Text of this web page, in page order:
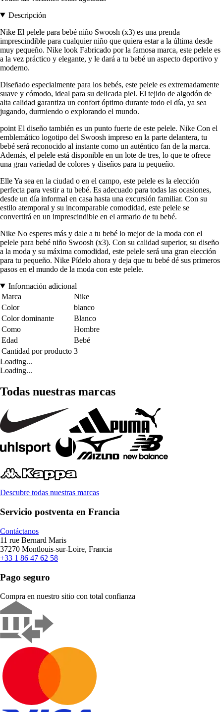
Descripción
Nike El pelele para bebé niño Swoosh (x3) es una prenda
imprescindible para cualquier niño que quiera estar a la última desde
muy pequeño. Nike look Fabricado por la famosa marca, este pelele es
a la vez práctico y elegante, y le dará a tu bebé un aspecto deportivo y
moderno.
Diseñado especialmente para los bebés, este pelele es extremadamente
suave y cómodo, ideal para su delicada piel. El tejido de algodón de
alta calidad garantiza un confort óptimo durante todo el día, ya sea
jugando, durmiendo o explorando el mundo.
point El diseño también es un punto fuerte de este pelele. Nike Con el
emblemático logotipo del Swoosh impreso en la parte delantera, tu
bebé será reconocido al instante como un auténtico fan de la marca.
Además, el pelele está disponible en un lote de tres, lo que te ofrece
una gran variedad de colores y diseños para tu pequeño.
Elle Ya sea en la ciudad o en el campo, este pelele es la elección
perfecta para vestir a tu bebé. Es adecuado para todas las ocasiones,
desde un día informal en casa hasta una excursión familiar. Con su
estilo atemporal y su incomparable comodidad, este pelele se
convertirá en un imprescindible en el armario de tu bebé.
Nike No esperes más y dale a tu bebé lo mejor de la moda con el
pelele para bebé niño Swoosh (x3). Con su calidad superior, su diseño
a la moda y su máxima comodidad, este pelele será una gran elección
para tu pequeño. Nike Pídelo ahora y deja que tu bebé dé sus primeros
pasos en el mundo de la moda con este pelele.
Información adicional
Marca
Nike
Color
blanco
Color dominante
Blanco
Como
Hombre
Edad
Bebé
Cantidad por producto 3
Loading...
Loading...
Todas nuestras marcas
Descubre todas nuestras marcas
Servicio postventa en Francia
Contáctanos
11 rue Bernard Maris
37270 Montlouis-sur-Loire, Francia
+33 1 86 47 62 58
Pago seguro
Compra en nuestro sitio con total confianza